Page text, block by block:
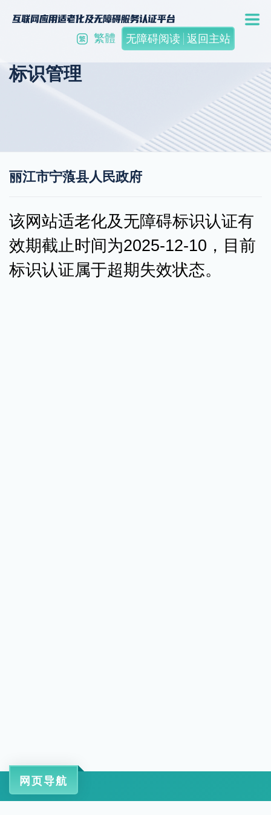
繁體 无障碍阅读 返回主站
标识管理
丽江市宁蒗县人民政府
该网站适老化及无障碍标识认证有
效期截止时间为2025-12-10，目前
标识认证属于超期失效状态。
网页导航